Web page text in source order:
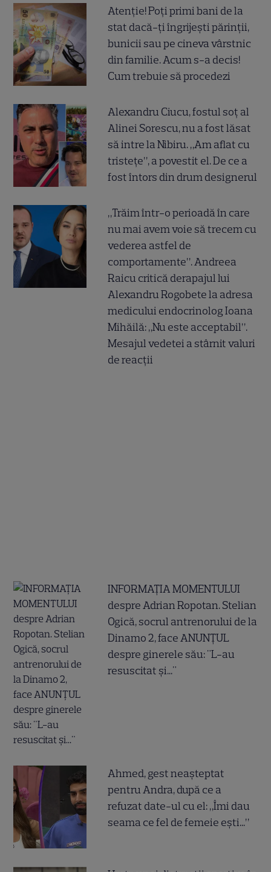
Atenție! Poți primi bani de la
stat dacă-ți îngrijești părinții,
bunicii sau pe cineva vârstnic
din familie. Acum s-a decis!
Cum trebuie să procedezi
Alexandru Ciucu, fostul soț al
Alinei Sorescu, nu a fost lăsat
să intre la Nibiru. „Am aflat cu
tristețe”, a povestit el. De ce a
fost întors din drum designerul
„Trăim într-o perioadă în care
nu mai avem voie să trecem cu
vederea astfel de
comportamente”. Andreea
Raicu critică derapajul lui
Alexandru Rogobete la adresa
medicului endocrinolog Ioana
Mihăilă: „Nu este acceptabil”.
Mesajul vedetei a stârnit valuri
de reacții
INFORMAȚIA MOMENTULUI
despre Adrian Ropotan. Stelian
Ogică, socrul antrenorului de la
Dinamo 2, face ANUNȚUL
despre ginerele său: "L-au
resuscitat și..."
Ahmed, gest neașteptat
pentru Andra, după ce a
refuzat date-ul cu el: „Îmi dau
seama ce fel de femeie ești...”